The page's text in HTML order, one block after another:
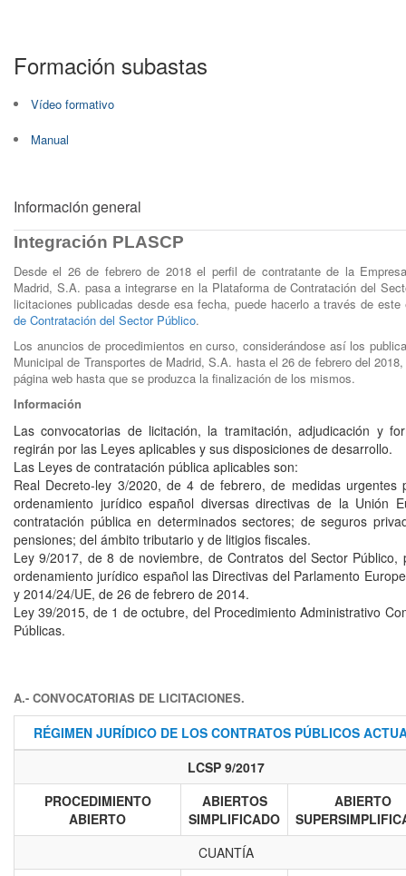
Formación subastas
Vídeo formativo
Manual
Información general
Integración PLASCP
Desde el 26 de febrero de 2018 el perfil de contratante de la
Madrid, S.A. pasa a integrarse en la Plataforma de Contratación del
licitaciones publicadas desde esa fecha, puede hacerlo a través de este
de Contratación del Sector Público.
Los anuncios de procedimientos en curso, considerándose así los
Municipal de Transportes de Madrid, S.A. hasta el 26 de febrero del
página web hasta que se produzca la finalización de los mismos.
Información
Las convocatorias de licitación, la tramitación, adjudicación y
regirán por las Leyes aplicables y sus disposiciones de desarrollo.
Las Leyes de contratación pública aplicables son:
Real Decreto-ley 3/2020, de 4 de febrero, de medidas
ordenamiento jurídico español diversas directivas de la Unión
contratación pública en determinados sectores; de seguros
pensiones; del ámbito tributario y de litigios fiscales.
Ley 9/2017, de 8 de noviembre, de Contratos del Sector
ordenamiento jurídico español las Directivas del Parlamento
y 2014/24/UE, de 26 de febrero de 2014.
Ley 39/2015, de 1 de octubre, del Procedimiento Administrativo
Públicas.
A.- CONVOCATORIAS DE LICITACIONES.
RÉGIMEN JURÍDICO DE LOS CONTRATOS PÚBLICOS
LCSP 9/2017
PROCEDIMIENTO
ABIERTO
ABIERTOS
SIMPLIFICADO
ABIERTO
CUANTÍA